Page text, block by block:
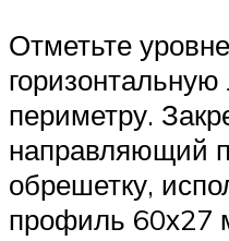
Отметьте
периметру.
направляющий
обрешетку,
профиль 60х27